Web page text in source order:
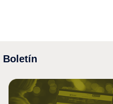
Boletín